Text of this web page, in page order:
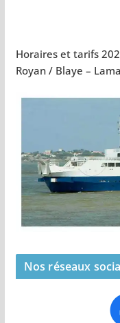
Horaires et tarifs
Royan / Blaye –
Nos réseaux